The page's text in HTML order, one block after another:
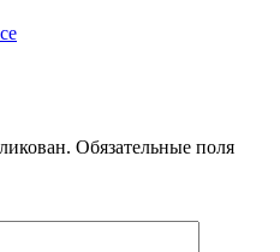
Обязательные поля